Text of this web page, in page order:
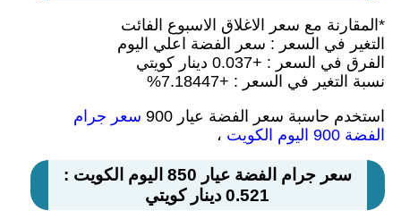
*المقارنة مع سعر الاغلاق الاسبوع الفائت
التغير في السعر : سعر الفضة اعلي اليوم
الفرق في السعر : +0.037 دينار كويتي
نسبة التغير في السعر : +7.18447%
استخدم حاسبة سعر الفضة عيار 900
سعر جرام
الفضة 900 اليوم الكويت
،
سعر جرام الفضة عيار 850 اليوم الكويت :
0.521 دينار كويتي